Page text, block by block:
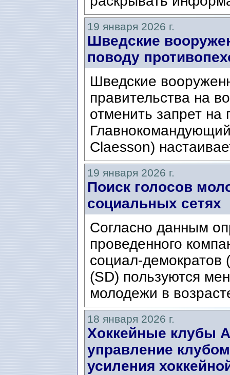
19 января 2026 г.
Шведские
поводу
Шведские
правительства на
отменить запрет
Claesson)
19 января 2026 г.
Поиск голосов
социальных сетях
Согласно данным
проведенного
социал-демократов
(SD) пользуются
молодежи в
18 января 2026 г.
Хоккейные клубы
управление
усиления